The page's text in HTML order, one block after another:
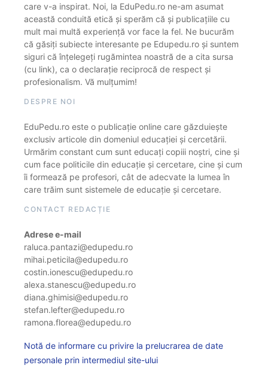
care v-a inspirat. Noi, la EduPedu.ro ne-am asumat
această conduită etică și sperăm că și publicațiile cu
mult mai multă experiență vor face la fel. Ne bucurăm
că găsiți subiecte interesante pe Edupedu.ro și suntem
siguri că înțelegeți rugămintea noastră de a cita sursa
(cu link), ca o declarație reciprocă de respect și
profesionalism. Vă mulțumim!
DESPRE NOI
EduPedu.ro este o publicație online care găzduiește
exclusiv articole din domeniul educației și cercetării.
Urmărim constant cum sunt educați copiii noștri, cine și
cum face politicile din educație și cercetare, cine și cum
îi formează pe profesori, cât de adecvate la lumea în
care trăim sunt sistemele de educație și cercetare.
CONTACT REDACȚIE
Adrese e-mail
raluca.pantazi@edupedu.ro
mihai.peticila@edupedu.ro
costin.ionescu@edupedu.ro
alexa.stanescu@edupedu.ro
diana.ghimisi@edupedu.ro
stefan.lefter@edupedu.ro
ramona.florea@edupedu.ro
Notă de informare cu privire la prelucrarea de date
personale prin intermediul site-ului